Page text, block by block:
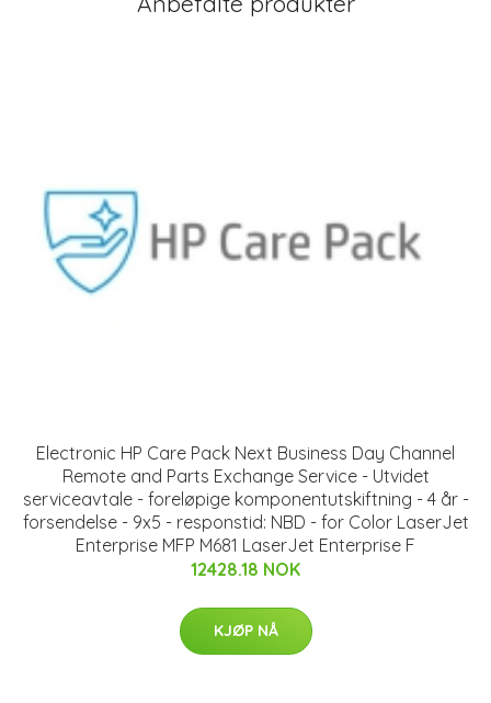
Electronic HP Care Pack Next Business Day Channel
Remote and Parts Exchange Service - Utvidet
serviceavtale - foreløpige komponentutskiftning - 4 år -
forsendelse - 9x5 - responstid: NBD - for Color LaserJet
Enterprise MFP M681 LaserJet Enterprise F
12428.18 NOK
KJØP NÅ